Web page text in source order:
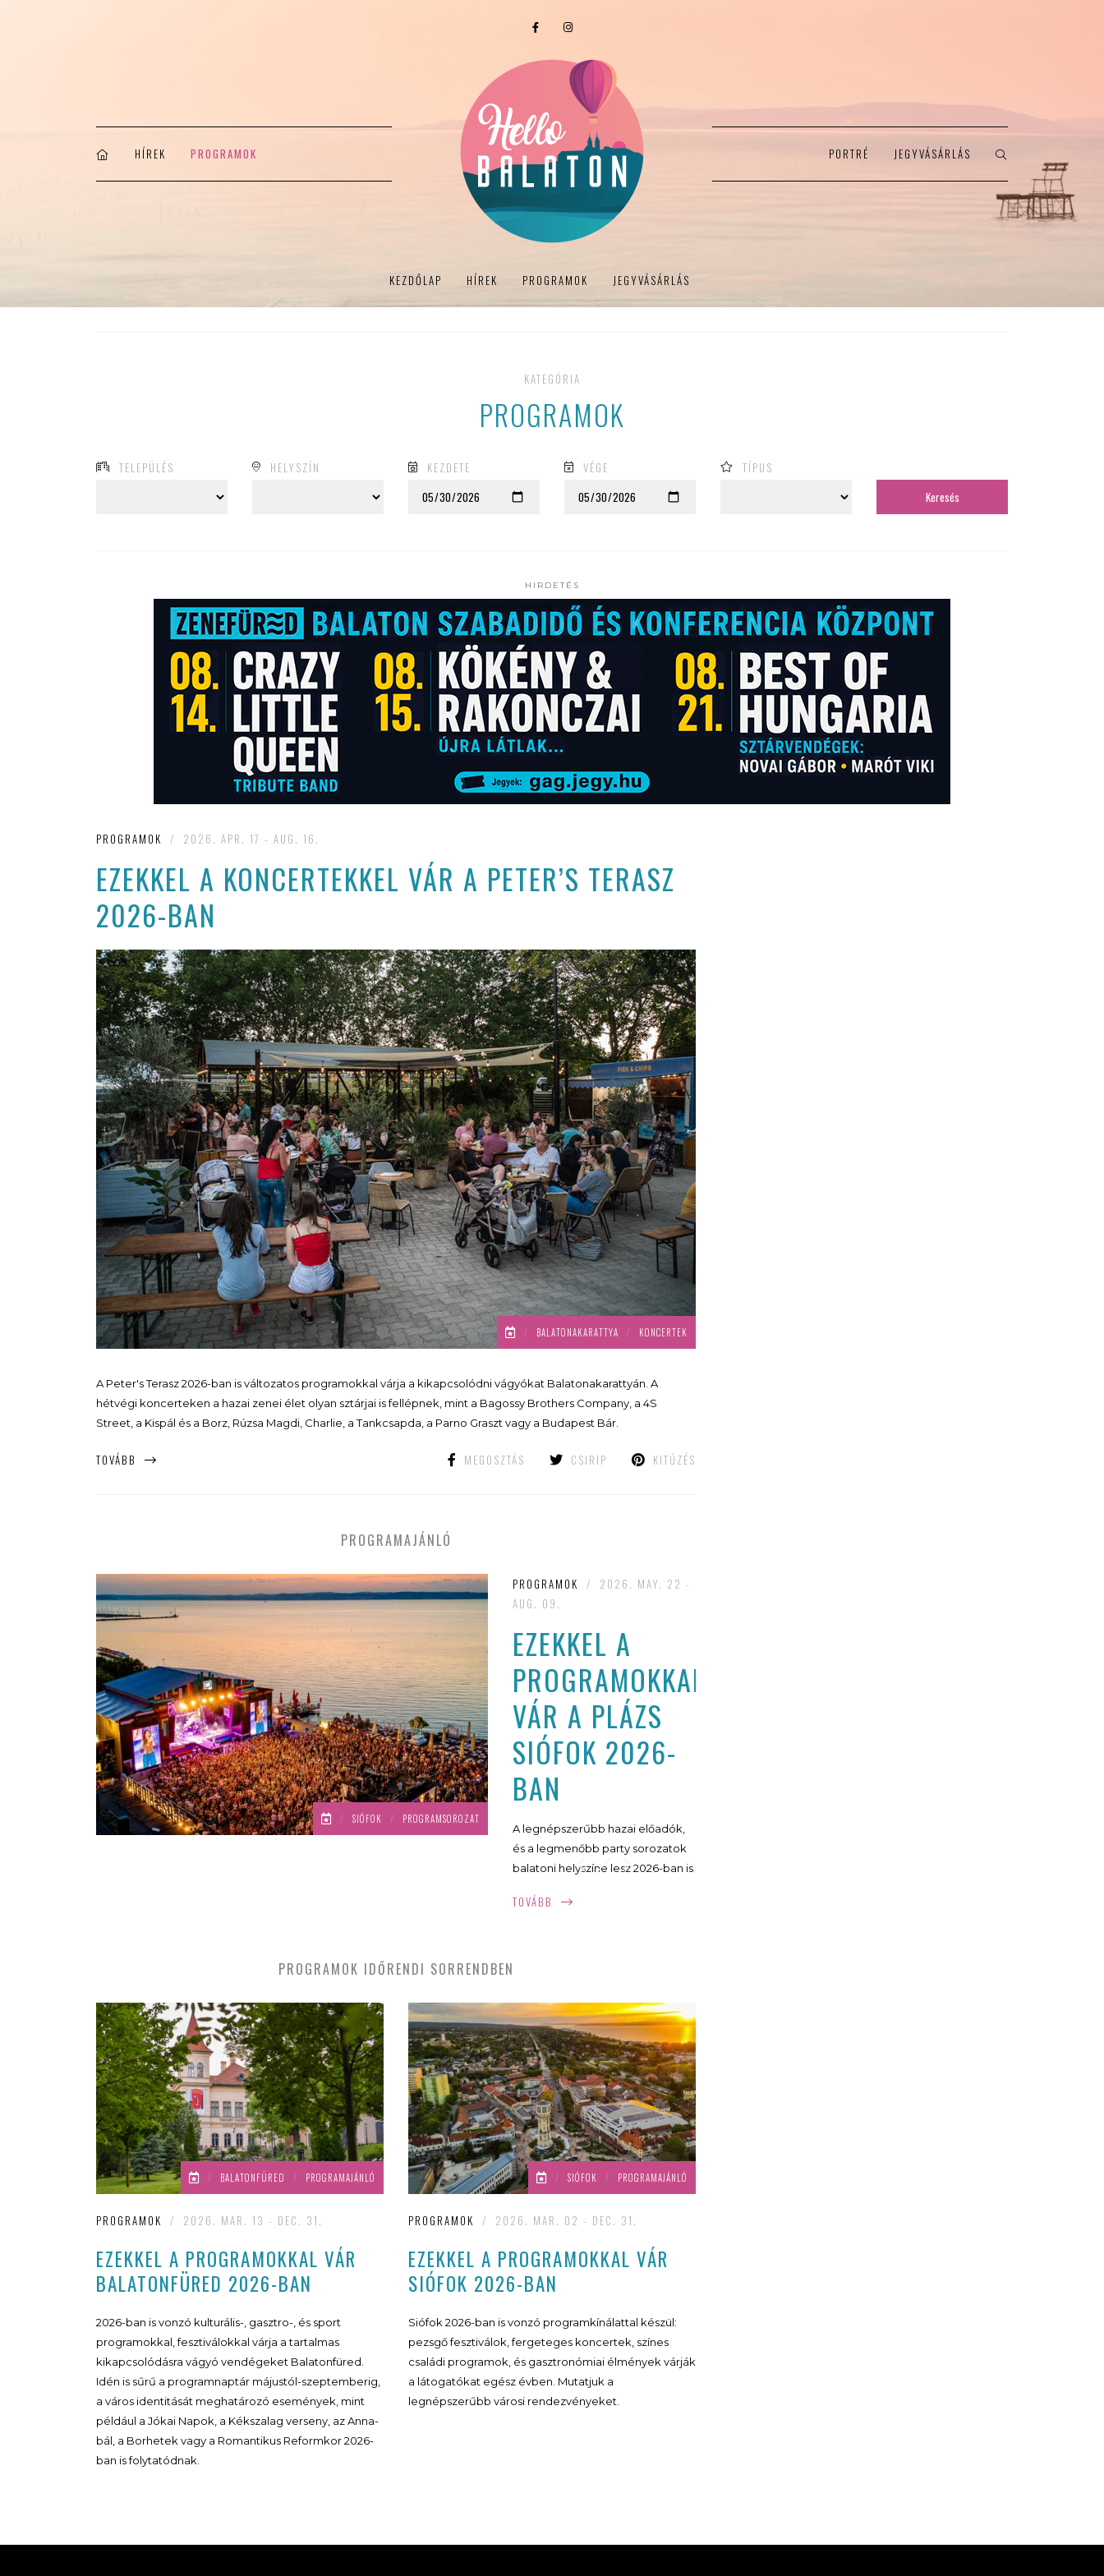
HÍREK PROGRAMOK PORTRÉ JEGYVÁSÁRLÁS
KEZDŐLAP HÍREK PROGRAMOK JEGYVÁSÁRLÁS
KATEGÓRIA
PROGRAMOK
TELEPÜLÉS HELYSZÍN KEZDETE VÉGE TÍPUS
HIRDETÉS
PROGRAMOK / 2026. APR. 17 - AUG. 16.
EZEKKEL A KONCERTEKKEL VÁR A PETER’S TERASZ
2026-BAN
/ BALATONAKARATTYA / KONCERTEK
A Peter's Terasz 2026-ban is változatos programokkal várja a kikapcsolódni vágyókat Balatonakarattyán. A
hétvégi koncerteken a hazai zenei élet olyan sztárjai is fellépnek, mint a Bagossy Brothers Company, a 4S
Street, a Kispál és a Borz, Rúzsa Magdi, Charlie, a Tankcsapda, a Parno Graszt vagy a Budapest Bár.
TOVÁBB KITŰZÉS
CSIRIP
MEGOSZTÁS
PROGRAMAJÁNLÓ
/ SIÓFOK / PROGRAMSOROZAT
PROGRAMOK /
2026. MAY. 22 -
AUG. 09.
EZEKKEL A
PROGRAMOKKAL
VÁR A PLÁZS
SIÓFOK 2026-
BAN
A legnépszerűbb hazai előadók,
és a legmenőbb party sorozatok
balatoni helyszíne lesz 2026-ban is
kezdődő szezonban hétvégente
Mutatjuk a 2026-os programokat!
TOVÁBB
PROGRAMOK IDŐRENDI SORRENDBEN
/ BALATONFÜRED / PROGRAMAJÁNLÓ
PROGRAMOK / 2026. MAR. 13 - DEC. 31.
EZEKKEL A PROGRAMOKKAL VÁR
BALATONFÜRED 2026-BAN
2026-ban is vonzó kulturális-, gasztro-, és sport
programokkal, fesztiválokkal várja a tartalmas
kikapcsolódásra vágyó vendégeket Balatonfüred.
Idén is sűrű a programnaptár májustól-szeptemberig,
a város identitását meghatározó események, mint
például a Jókai Napok, a Kékszalag verseny, az Anna-
bál, a Borhetek vagy a Romantikus Reformkor 2026-
ban is folytatódnak.
/ SIÓFOK / PROGRAMAJÁNLÓ
PROGRAMOK / 2026. MAR. 02 - DEC. 31.
EZEKKEL A PROGRAMOKKAL VÁR
SIÓFOK 2026-BAN
Siófok 2026-ban is vonzó programkínálattal készül:
pezsgő fesztiválok, fergeteges koncertek, színes
családi programok, és gasztronómiai élmények várják
a látogatókat egész évben. Mutatjuk a
legnépszerűbb városi rendezvényeket.